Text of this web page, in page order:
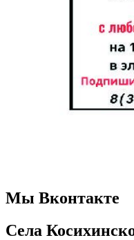
Мы Вконтакте
Села